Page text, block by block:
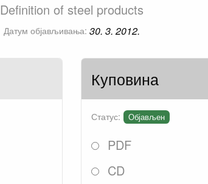
Definition of steel products
Датум објављивања: 30. 3. 2012.
Куповина
Статус: Објављен
PDF
CD